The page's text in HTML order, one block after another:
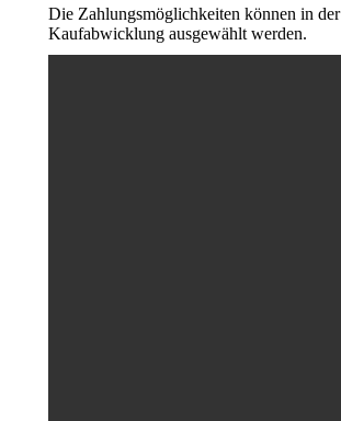
Die Zahlungsmöglichkeiten können in der
Kaufabwicklung ausgewählt werden.